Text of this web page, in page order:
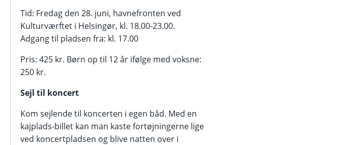
Tid: Fredag den 28. juni, havnefronten ved
Kulturværftet i Helsingør, kl. 18.00-23.00.
Adgang til pladsen fra: kl. 17.00
Pris: 425 kr. Børn op til 12 år ifølge med voksne:
250 kr.
Sejl til koncert
Kom sejlende til koncerten i egen båd. Med en
kajplads-billet kan man kaste fortøjningerne lige
ved koncertpladsen og blive natten over i